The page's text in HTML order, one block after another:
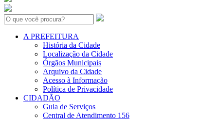
Search:
A PREFEITURA
História da Cidade
Localização da Cidade
Órgãos Municipais
Arquivo da Cidade
Acesso à Informação
Política de Privacidade
CIDADÃO
Guia de Serviços
Central de Atendimento 156